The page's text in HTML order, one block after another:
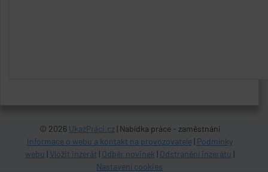
© 2026 UkažPráci.cz| Nabídka práce - zaměstnání
Informace o webu a kontakt na provozovatele Podmínky
webu
Vložit inzerát Odběr novinek Odstranění inzerátu
Nastavení cookies